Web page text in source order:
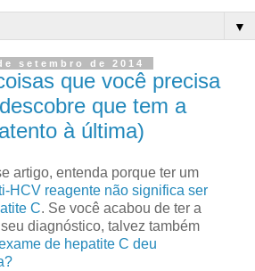
▼
setembro de 2014
que você precisa
que tem a
à última)
artigo, entenda porque ter um
HCV reagente não significa ser
C. Se você acabou de ter a
diagnóstico, talvez também
de hepatite C deu